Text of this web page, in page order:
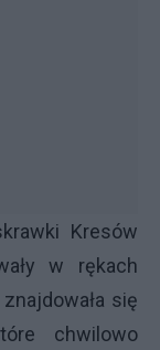
Kresów
w rękach
się
chwilowo